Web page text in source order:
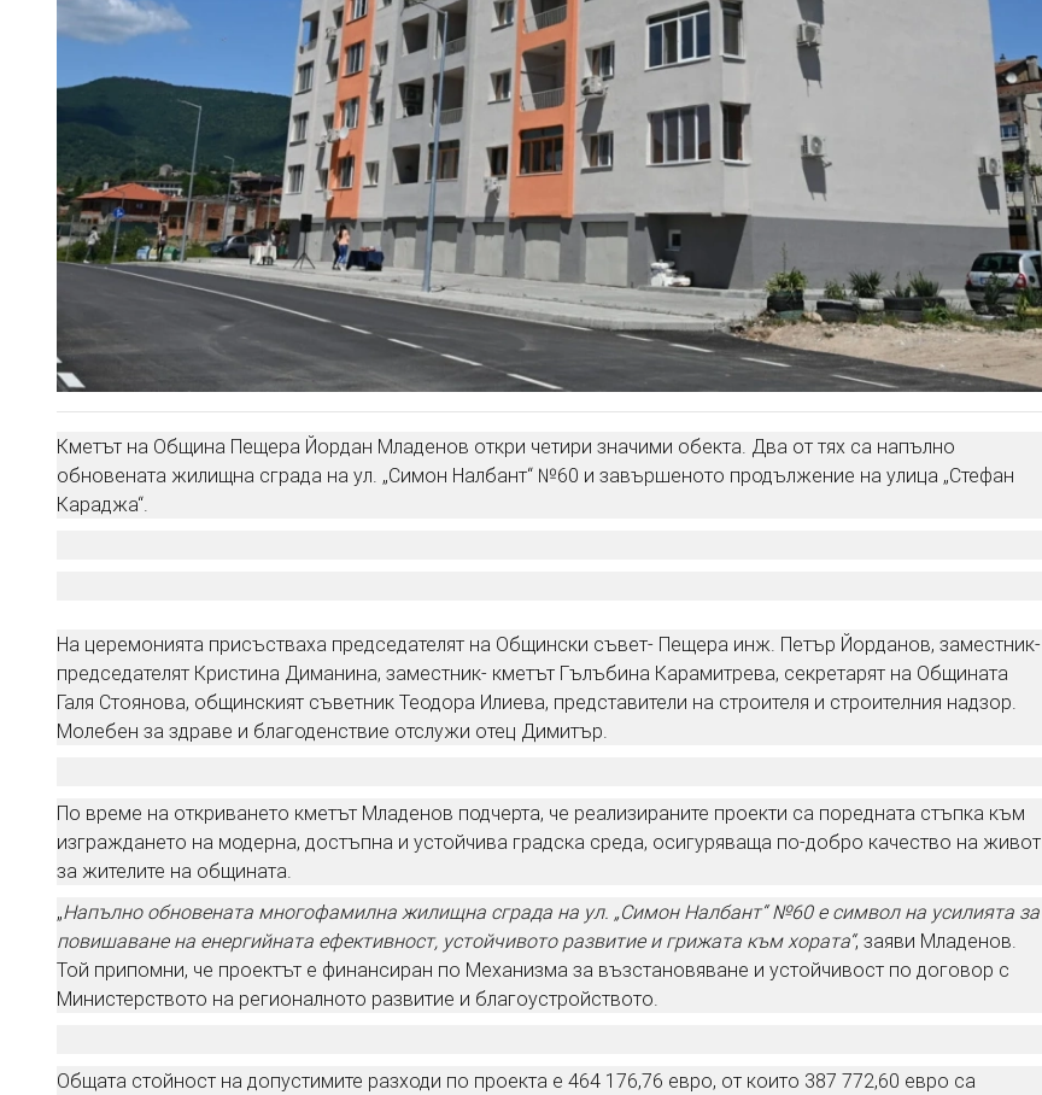
Кметът на Община Пещера Йордан Младенов откри четири значими обекта. Два от тях са напълно
обновената жилищна сграда на ул. „Симон Налбант“ №60 и завършеното продължение на улица „Стефан
Караджа“.
На церемонията присъстваха председателят на Общински съвет- Пещера инж. Петър Йорданов, заместник-
председателят Кристина Диманина, заместник- кметът Гълъбина Карамитрева, секретарят на Общината
Галя Стоянова, общинският съветник Теодора Илиева, представители на строителя и строителния надзор.
Молебен за здраве и благоденствие отслужи отец Димитър.
По време на откриването кметът Младенов подчерта, че реализираните проекти са поредната стъпка към
изграждането на модерна, достъпна и устойчива градска среда, осигуряваща по-добро качество на живот
за жителите на общината.
„Напълно обновената многофамилна жилищна сграда на ул. „Симон Налбант“ №60 е символ на усилията за
повишаване на енергийната ефективност, устойчивото развитие и грижата към хората“, заяви Младенов.
Той припомни, че проектът е финансиран по Механизма за възстановяване и устойчивост по договор с
Министерството на регионалното развитие и благоустройството.
Общата стойност на допустимите разходи по проекта е 464 176,76 евро, от които 387 772,60 евро са